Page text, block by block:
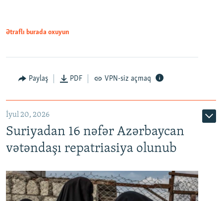
Auto
Ətraflı burada oxuyun
Paylaş PDF VPN-siz açmaq
İyul 20, 2026
Suriyadan 16 nəfər Azərbaycan
vətəndaşı repatriasiya olunub